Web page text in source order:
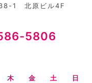
38-1 北原ビル4F
5806
木 金 土 日